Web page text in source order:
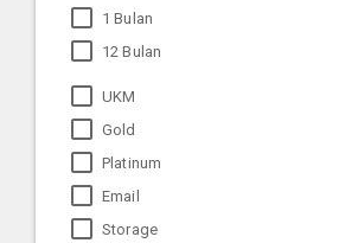
1 Bulan
12 Bulan
UKM
Gold
Platinum
Email
Storage